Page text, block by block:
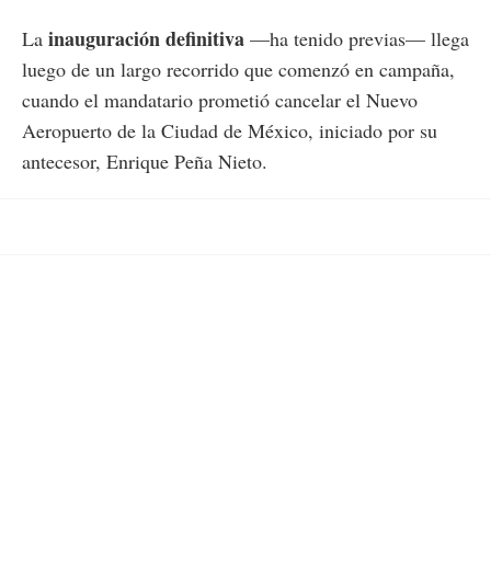
La inauguración definitiva —ha tenido previas— llega
luego de un largo recorrido que comenzó en campaña,
cuando el mandatario prometió cancelar el Nuevo
Aeropuerto de la Ciudad de México, iniciado por su
antecesor, Enrique Peña Nieto.